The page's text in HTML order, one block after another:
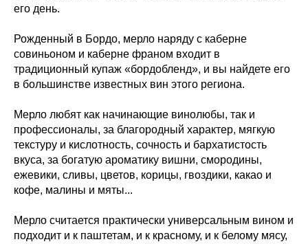
его день.
Рожденный в Бордо, мерло наряду с каберне
совиньоном и каберне франом входит в
традиционный купаж «бордобленд», и вы найдете его
в большинстве известных вин этого региона.
Мерло любят как начинающие винолюбы, так и
профессионалы, за благородный характер, мягкую
текстуру и кислотность, сочность и бархатистость
вкуса, за богатую ароматику вишни, смородины,
ежевики, сливы, цветов, корицы, гвоздики, какао и
кофе, малины и мяты...
Мерло считается практически универсальным вином и
подходит и к паштетам, и к красному, и к белому мясу,